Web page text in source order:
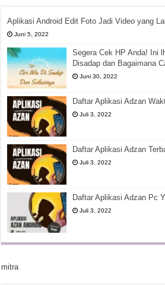
Aplikasi Android Edit Foto Jadi Video yang
Juni 5, 2022
Segera Cek HP Anda! Ini
Disadap dan Bagaimana
Juni 30, 2022
Daftar Aplikasi Adzan
Juli 3, 2022
Daftar Aplikasi Adzan
Juli 3, 2022
Daftar Aplikasi Adzan Pc
Juli 3, 2022
mitra